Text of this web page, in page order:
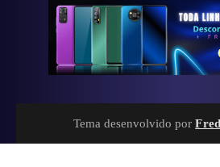
Tema desenvolvido por